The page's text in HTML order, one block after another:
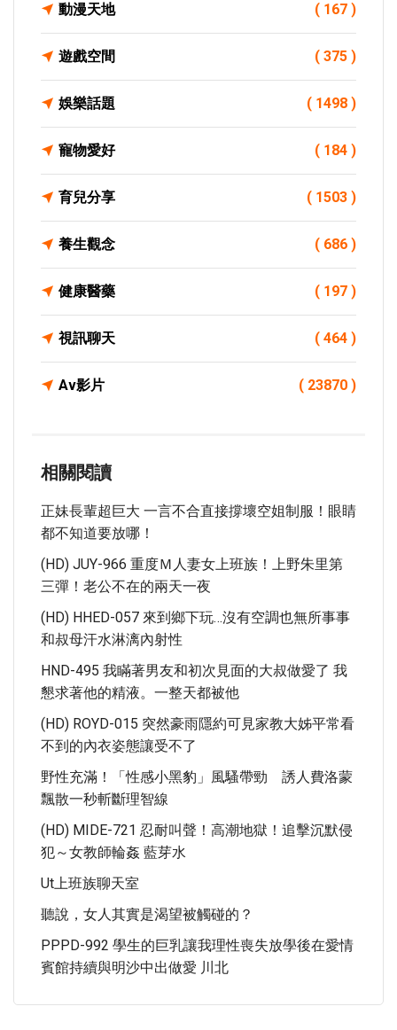
動漫天地 ( 167 )
遊戲空間 ( 375 )
娛樂話題 ( 1498 )
寵物愛好 ( 184 )
育兒分享 ( 1503 )
養生觀念 ( 686 )
健康醫藥 ( 197 )
視訊聊天 ( 464 )
Av影片 ( 23870 )
相關閱讀
正妹長輩超巨大 一言不合直接撐壞空姐制服！眼睛
都不知道要放哪！
(HD) JUY-966 重度Ｍ人妻女上班族！上野朱里第
三彈！老公不在的兩天一夜
(HD) HHED-057 來到鄉下玩…沒有空調也無所事事
和叔母汗水淋漓內射性
HND-495 我瞞著男友和初次見面的大叔做愛了 我
懇求著他的精液。一整天都被他
(HD) ROYD-015 突然豪雨隱約可見家教大姊平常看
不到的內衣姿態讓受不了
野性充滿！「性感小黑豹」風騷帶勁 誘人費洛蒙
飄散一秒斬斷理智線
(HD) MIDE-721 忍耐叫聲！高潮地獄！追擊沉默侵
犯～女教師輪姦 藍芽水
Ut上班族聊天室
聽說，女人其實是渴望被觸碰的？
PPPD-992 學生的巨乳讓我理性喪失放學後在愛情
賓館持續與明沙中出做愛 川北